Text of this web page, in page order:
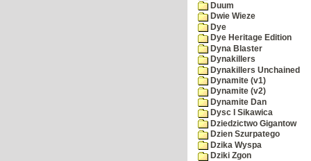
Duum
Dwie Wieze
Dye
Dye Heritage Edition
Dyna Blaster
Dynakillers
Dynakillers Unchained
Dynamite (v1)
Dynamite (v2)
Dynamite Dan
Dysc I Sikawica
Dziedzictwo Gigantow
Dzien Szurpatego
Dzika Wyspa
Dziki Zgon